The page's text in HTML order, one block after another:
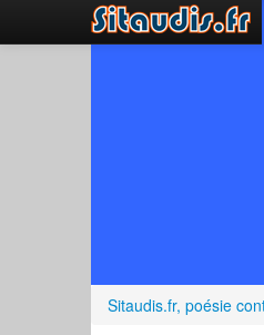
Sitaudis.fr, poésie